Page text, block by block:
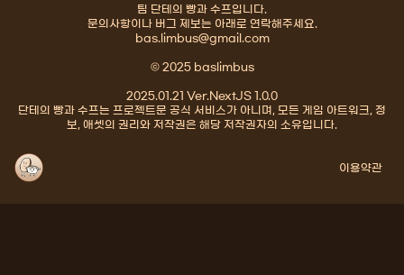
팀 단테의 빵과 수프입니다.
문의사항이나 버그 제보는 아래로 연락해주세요.
bas.limbus@gmail.com
© 2025 baslimbus
2025.01.21 Ver.NextJS 1.0.0
단테의 빵과 수프는 프로젝트문 공식 서비스가 아니며, 모든 게임 아트워크, 정
보, 애셋의 권리와 저작권은 해당 저작권자의 소유입니다.
이용약관